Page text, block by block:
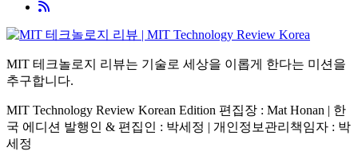
MIT 테크놀로지 리뷰는 기술로 세상을 이롭게 한다는 미션을
추구합니다.
MIT Technology Review Korean Edition 편집장 : Mat Honan | 한
국 에디션 발행인 & 편집인 : 박세정 | 개인정보관리책임자 : 박
세정